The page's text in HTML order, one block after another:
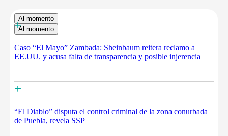
Al momento
Al momento
+
Caso “El Mayo” Zambada: Sheinbaum reitera reclamo a
EE.UU. y acusa falta de transparencia y posible injerencia
+
“El Diablo” disputa el control criminal de la zona conurbada
de Puebla, revela SSP